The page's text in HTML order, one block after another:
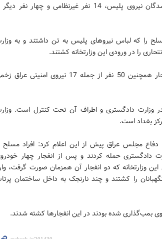
این منبع افزود: هفت نفر از کشته شدگان نیروی پلیس، 14 نفر غیرنظامی و چهار نفر
را که لباس نیروهای پلیس به تن داشتند و به
را در ورودی این وزارتخانه کشتند.
این منبع تصریح کرد: در این سه انفجار همچنین 50 نفر از جمله 17 نیروی امنیتی
وزارت دادگستری و اطراف آن تحت کنترل است.
بغداد است.
مجلس عراق پیش از این اعلام کرد: افراد مسلح
دادگستری حمله کردند و پس از انفجار چهار
وزارتخانه که دو انفجار آن همزمان صورت گرفت،
را کشتند و چند نارنجک به داخل ساختمان
بمب‌گذاری شده بودند در این انفجارها کشته شدند.